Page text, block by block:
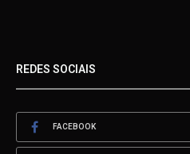
REDES SOCIAIS
FACEBOOK